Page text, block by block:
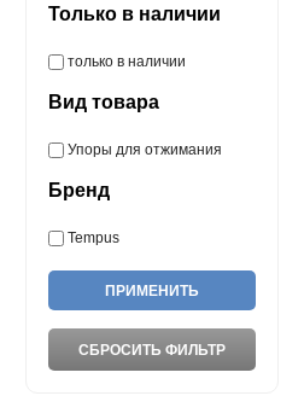
Только в наличии
только в наличии
Вид товара
Упоры для отжимания
Бренд
Tempus